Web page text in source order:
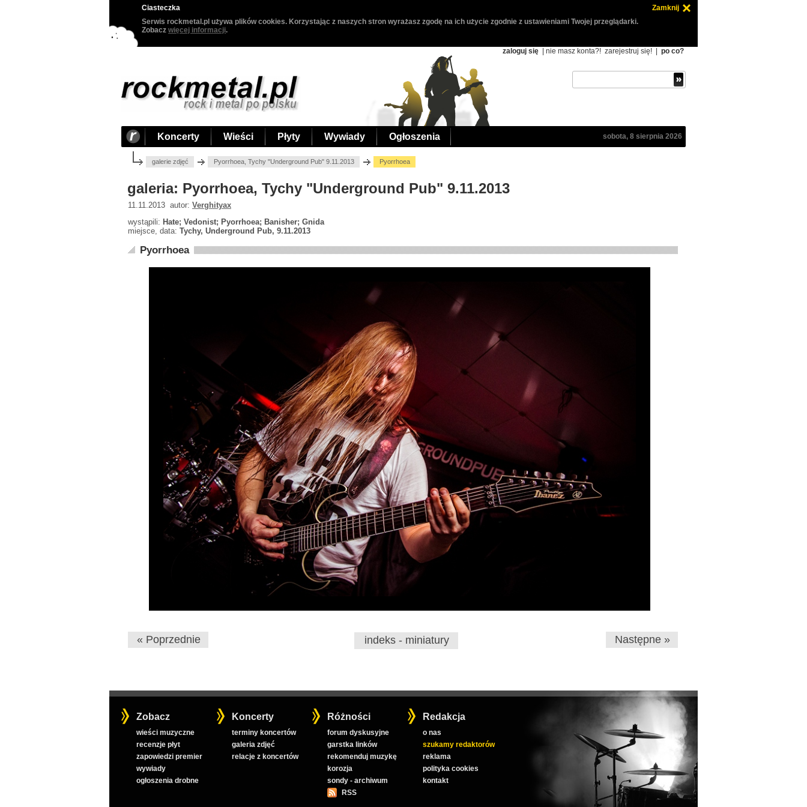
Ciasteczka
Zamknij
Serwis rockmetal.pl używa plików cookies. Korzystając z naszych stron wyrażasz zgodę na ich użycie zgodnie z ustawieniami Twojej przeglądarki.
Zobacz więcej informacji.
zaloguj się | nie masz konta?! zarejestruj się! po co?
Koncerty Wieści Płyty Wywiady Ogłoszenia sobota, 8 sierpnia 2026
galerie zdjęć Pyorrhoea, Tychy "Underground Pub" 9.11.2013 Pyorrhoea
galeria: Pyorrhoea, Tychy "Underground Pub" 9.11.2013
11.11.2013 autor: Verghityax
wystąpili: Hate; Vedonist; Pyorrhoea; Banisher; Gnida
miejsce, data: Tychy, Underground Pub, 9.11.2013
Pyorrhoea
« Poprzednie indeks - miniatury Następne »
Zobacz
wieści muzyczne
recenzje płyt
zapowiedzi premier
wywiady
ogłoszenia drobne
Koncerty
terminy koncertów
galeria zdjęć
relacje z koncertów
Różności
forum dyskusyjne
garstka linków
rekomenduj muzykę
korozja
sondy - archiwum
RSS
Redakcja
o nas
szukamy redaktorów
reklama
polityka cookies
kontakt